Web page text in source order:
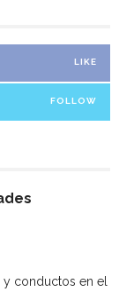
LIKE
FOLLOW
conductos en el